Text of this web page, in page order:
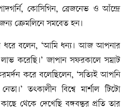
কোসিগিন, ব্রেজনেভ ও আঁন্দ্রে
ক্রেমলিনে সমবেত হন।
ধরে বলেন, ‘আমি ধন্য। আজ আপনার
করেছি।’ জাপান সফরকালে সম্রাট
করে বলেছিলেন, ‘সত্যিই আপনি
তৎকালীন বিশ্বে মার্শাল টিটো
থেকে দেখেছি বঙ্গবন্ধুর প্রতি তার